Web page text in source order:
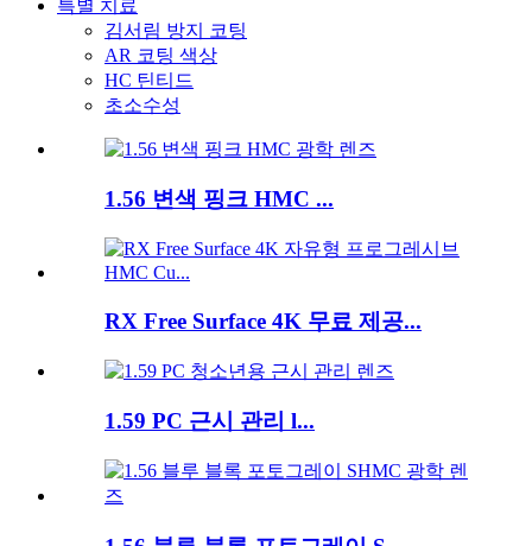
특별 치료
김서림 방지 코팅
AR 코팅 색상
HC 틴티드
초소수성
1.56 변색 핑크 HMC ...
RX Free Surface 4K 무료 제공...
1.59 PC 근시 관리 l...